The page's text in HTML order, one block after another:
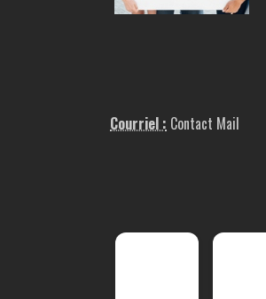
Courriel : Contact Mail